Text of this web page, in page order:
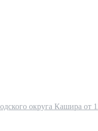
округа Кашира